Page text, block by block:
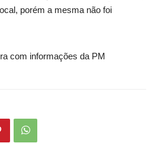
porém a mesma não foi
com informações da PM